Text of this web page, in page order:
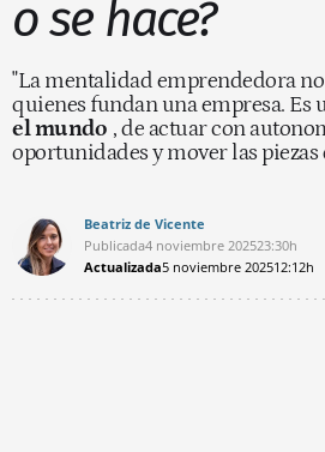
o se hace?
"La mentalidad emprendedora no
quienes fundan una empresa. Es
el mundo , de actuar con
oportunidades y mover las piezas
Beatriz de Vicente
Publicada4 noviembre 202523:30h
Actualizada5 noviembre 202512:12h